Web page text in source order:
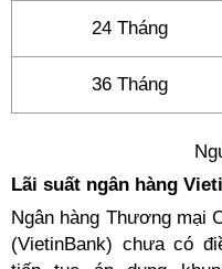
24 Tháng
36 Tháng
Lãi suất ngân hàng
Ngân hàng Thương mại
(VietinBank) chưa có